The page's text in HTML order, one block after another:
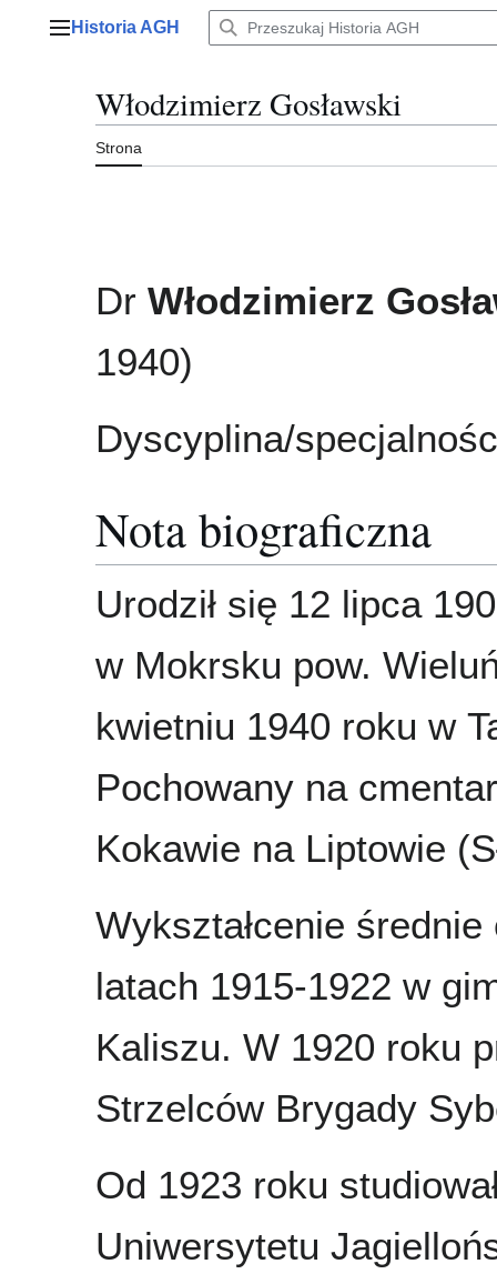
Menu główne
Historia AGH
Włodzimierz Gosławski
Strona
Dr Włodzimierz
1940)
Dyscyplina/
Nota biograficzna
Urodził się 12 lipca
w Mokrsku pow.
kwietniu 1940 roku w
Pochowany na
Kokawie na Liptowie
Wykształcenie średnie
latach 1915-1922 w
Kaliszu. W 1920 roku
Strzelców Brygady
Od 1923 roku
Uniwersytetu